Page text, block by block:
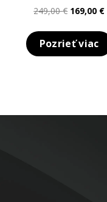
249,00€ Pôvodná
bola:
249,00 €.
169,00 €
Pozrieť viac